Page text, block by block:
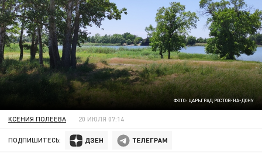
ФОТО: ЦАРЬГРАД РОСТОВ-НА-ДОНУ
КСЕНИЯ ПОЛЕЕВА 20 ИЮЛЯ 07:14
ПОДПИШИТЕСЬ: